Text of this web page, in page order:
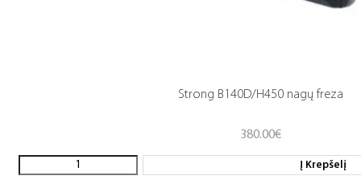
Strong B140D/H450 nagų freza
380.00€
Į Krepšelį